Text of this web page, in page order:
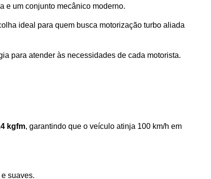
e um conjunto mecânico moderno.
ideal para quem busca motorização turbo aliada
para atender às necessidades de cada motorista.
kgfm, garantindo que o veículo atinja 100 km/h em
suaves.